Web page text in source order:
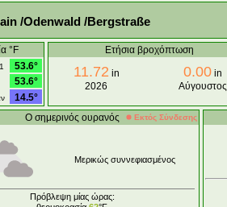
/Odenwald /Bergstraße
°F
53.6°
53.6°
14.5°
Ετήσια βροχόπτωση
11.72 in
2026
0.00 in
Αύγουστος
Ο σημερινός ουρανός Εκτός Σύνδεσης
Μερικώς συννεφιασμένος
Πρόβλεψη μίας ώρας: